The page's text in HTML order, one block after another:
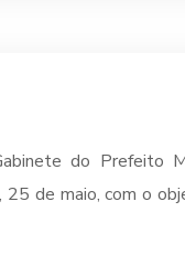
do Prefeito
de maio, com o